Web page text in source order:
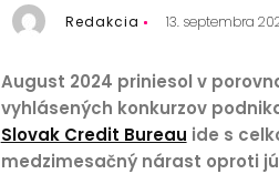
Redakcia 13. septembra
August 2024 priniesol v
vyhlásených konkurzov
Slovak Credit Bureau ide s
medzimesačný nárast oproti